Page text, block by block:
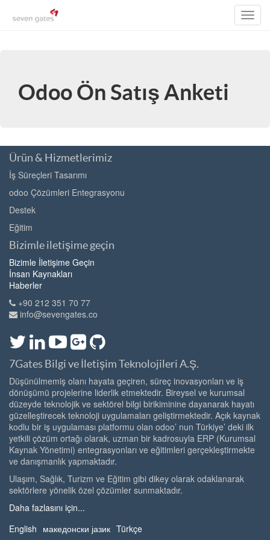
Odoo Ön Satış Anketi
Ürün & Hizmetlerimiz
İş Süreçleri Tasarımı
odoo Çözümleri Entegrasyonu
Destek
Eğitim
Bizimle iletişime geçin
Bizimle İletişime Geçin
İnsan Kaynakları
Haberler
+90 212 351 70 77
info@sevengates.co
7Gates Bilgi ve İletişim Teknolojileri A.Ş.
Düşünülmemiş olanı hayata geçiren, süreç inovasyonları ve iş
dönüşümü projelerine liderlik etmektedir. Bireysel ve kurumsal
düzeyde teknolojik ve sektörel bilgi birikiminine dayanarak hayatı
güzelleştirecek teknoloji uygulamaları geliştirmektedir. Açık kaynak
kodlu bir iş uygulaması platformu olan odoo’ nun Türkiye’ deki ilk
yetkili çözüm ortağı olarak, uzman bir kadrosuyla ERP (Kurumsal
Kaynak Yönetimi) entegrasyonları ve eğitimleri gerçekleştirmekte
ve danışmanlık yapmaktadır.
Ulaşım, Sağlık, Turizm ve Eğitim gibi dikey olarak odaklanarak
sektörlere yönelik özel çözümler sunmaktadır.
Daha fazlasını için...
English македонски јазик Türkçe